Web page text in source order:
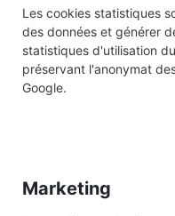
Les cookies statistiques
des données et générer
statistiques d'utilisation
préservant l'anonymat
Google.
Marketing